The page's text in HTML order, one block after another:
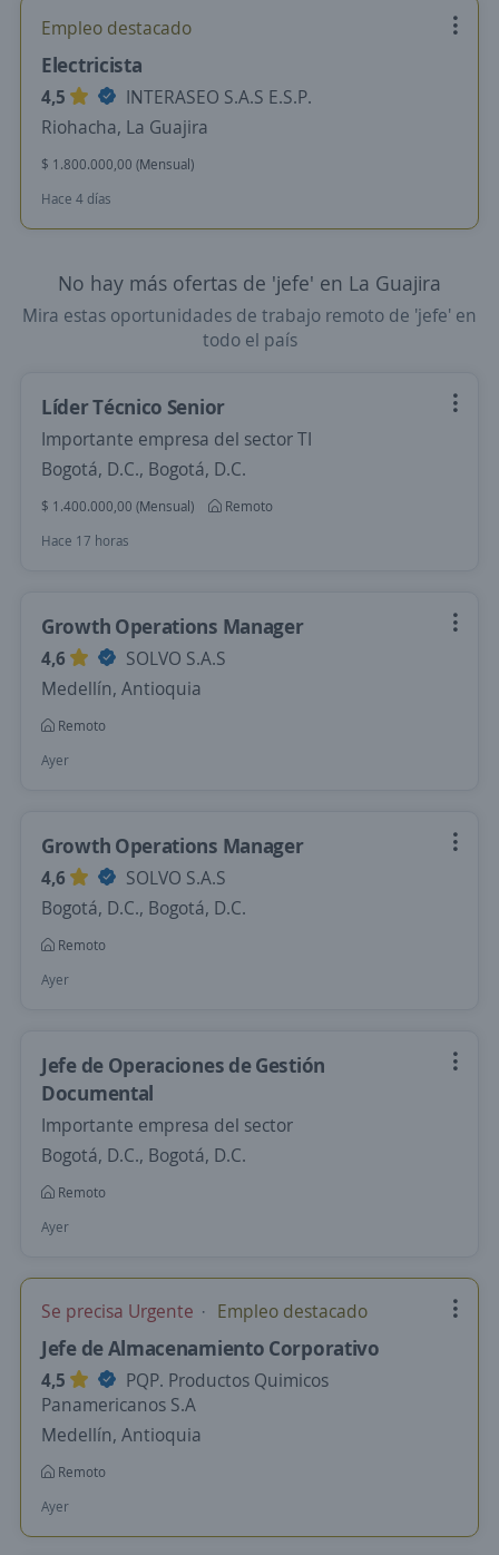
Empleo destacado
Electricista
4,5
INTERASEO S.A.S E.S.P.
Riohacha, La Guajira
$ 1.800.000,00 (Mensual)
Hace 4 días
No hay más ofertas de 'jefe' en La Guajira
Mira estas oportunidades de trabajo remoto de 'jefe' en
todo el país
Líder Técnico Senior
Importante empresa del sector TI
Bogotá, D.C., Bogotá, D.C.
$ 1.400.000,00 (Mensual)
Remoto
Hace 17 horas
Growth Operations Manager
4,6
SOLVO S.A.S
Medellín, Antioquia
Remoto
Ayer
Growth Operations Manager
4,6
SOLVO S.A.S
Bogotá, D.C., Bogotá, D.C.
Remoto
Ayer
Jefe de Operaciones de Gestión
Documental
Importante empresa del sector
Bogotá, D.C., Bogotá, D.C.
Remoto
Ayer
Se precisa Urgente Empleo destacado
Jefe de Almacenamiento Corporativo
4,5
PQP. Productos Quimicos
Panamericanos S.A
Medellín, Antioquia
Remoto
Ayer